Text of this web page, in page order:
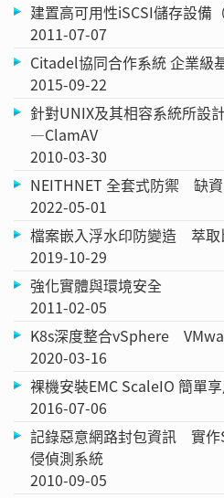
建置高可用性iSCSI儲存設備（
2011-07-07
Citadel協同合作系統 企業級
2015-09-22
針對UNIX及其相容系統所
—ClamAV
2010-03-30
NEITHNET 全套式防禦 缺
2022-05-01
檔案嵌入浮水印防變造 萃取
2019-10-29
強化實體與環境安全
2011-02-05
K8s深度整合vSphere
2020-03-16
裸機安裝EMC ScaleIO 簡單
2016-07-06
記錄惡意網路封包資訊 實作
侵偵測系統
2010-09-05